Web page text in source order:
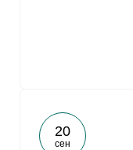
20
сен